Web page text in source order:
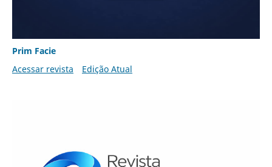
Prim Facie
Acessar revista
Edição Atual